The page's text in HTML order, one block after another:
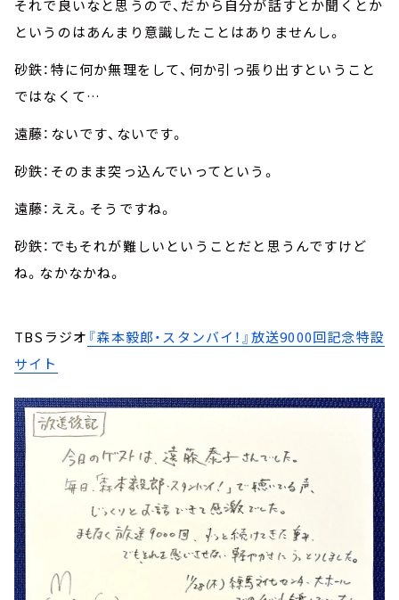
それで良いなと思うので、だから自分が話すとか聞くとか
というのはあんまり意識したことはありませんし。
砂鉄：特に何か無理をして、何か引っ張り出すということ
ではなくて…
遠藤：ないです、ないです。
砂鉄：そのまま突っ込んでいってという。
遠藤：ええ。そうですね。
砂鉄：でもそれが難しいということだと思うんですけど
ね。なかなかね。
TBSラジオ 『森本毅郎・スタンバイ！』放送9000回記念特設
サイト